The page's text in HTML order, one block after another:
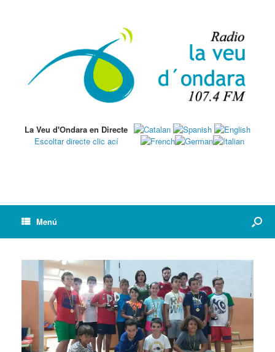
La Veu d'Ondara en Directe
Escoltar directe clic ací
Menú